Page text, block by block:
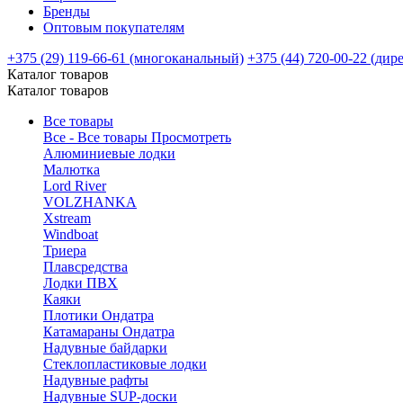
Бренды
Оптовым покупателям
+375 (29) 119-66-61 (многоканальный) +375 (44) 720-00-22
Каталог товаров
Каталог товаров
Все товары
Все - Все товары Просмотреть
Алюминиевые лодки
Малютка
Lord River
VOLZHANKA
Xstream
Windboat
Триера
Плавсредства
Лодки ПВХ
Каяки
Плотики Ондатра
Катамараны Ондатра
Надувные байдарки
Стеклопластиковые лодки
Надувные рафты
Надувные SUP-доски